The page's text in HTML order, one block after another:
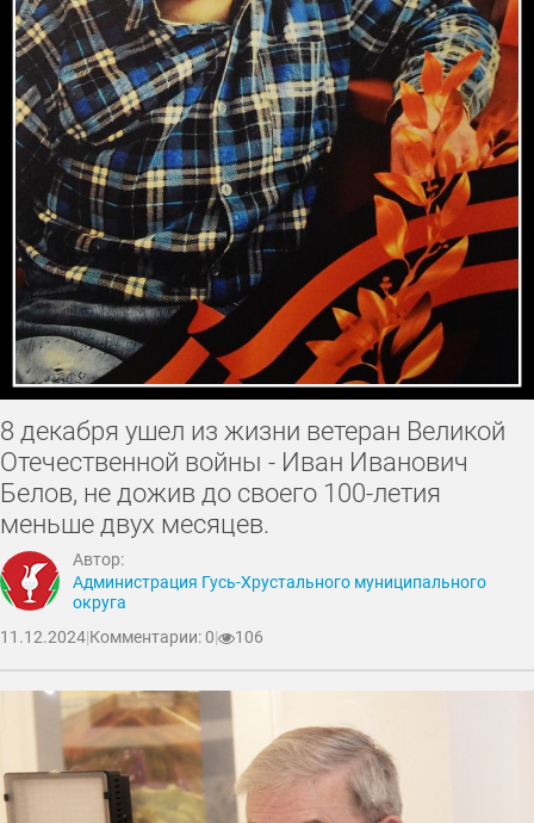
8 декабря ушел из жизни ветеран Великой
Отечественной войны - Иван Иванович
Белов, не дожив до своего 100-летия
меньше двух месяцев.
Автор:
Администрация Гусь-Хрустального муниципального
округа
11.12.2024|Комментарии: 0| 106